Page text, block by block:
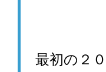
最初の２